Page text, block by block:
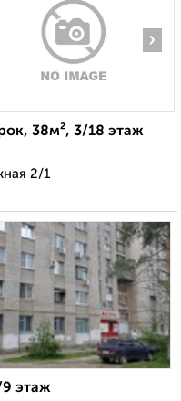
›
38м², 3/18 этаж
2/1
этаж